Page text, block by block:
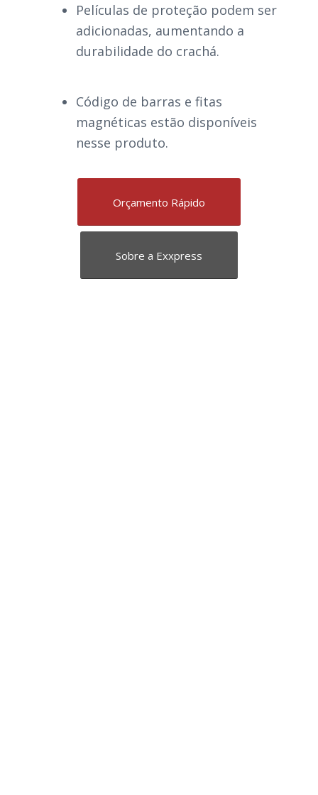
Películas de proteção podem ser
adicionadas, aumentando a
durabilidade do crachá.
Código de barras e fitas
magnéticas estão disponíveis
nesse produto.
Orçamento Rápido
Sobre a Exxpress